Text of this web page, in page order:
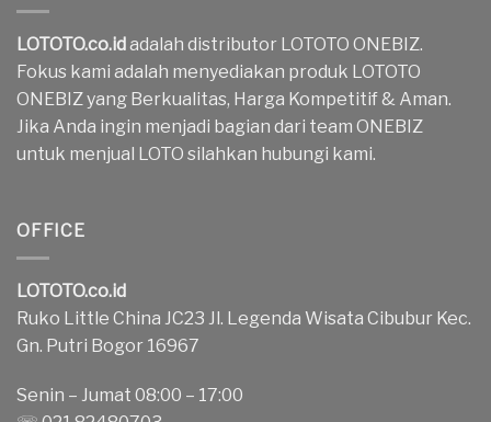
LOTOTO.co.id adalah distributor LOTOTO ONEBIZ.
Fokus kami adalah menyediakan produk LOTOTO
ONEBIZ yang Berkualitas, Harga Kompetitif & Aman.
Jika Anda ingin menjadi bagian dari team ONEBIZ
untuk menjual LOTO silahkan hubungi kami.
OFFICE
LOTOTO.co.id
Ruko Little China JC23 Jl. Legenda Wisata Cibubur Kec.
Gn. Putri Bogor 16967
Senin – Jumat 08:00 – 17:00